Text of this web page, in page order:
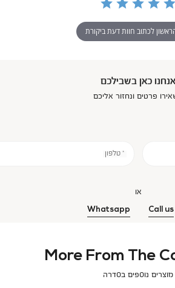
לכתוב חוות דעת ביקורת
אנחנו כאן בשבילכם
פרטים ונחזור אליכם
* טלפון
או
Call us
Whatsapp
More From The
מוצרים נוספים בסדרה